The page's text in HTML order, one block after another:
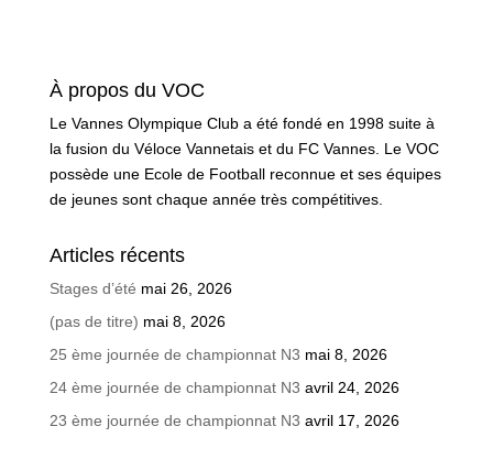
À propos du VOC
Le Vannes Olympique Club a été fondé en 1998 suite à
la fusion du Véloce Vannetais et du FC Vannes. Le VOC
possède une Ecole de Football reconnue et ses équipes
de jeunes sont chaque année très compétitives.
Articles récents
Stages d’été mai 26, 2026
(pas de titre) mai 8, 2026
25 ème journée de championnat N3 mai 8, 2026
24 ème journée de championnat N3 avril 24, 2026
23 ème journée de championnat N3 avril 17, 2026